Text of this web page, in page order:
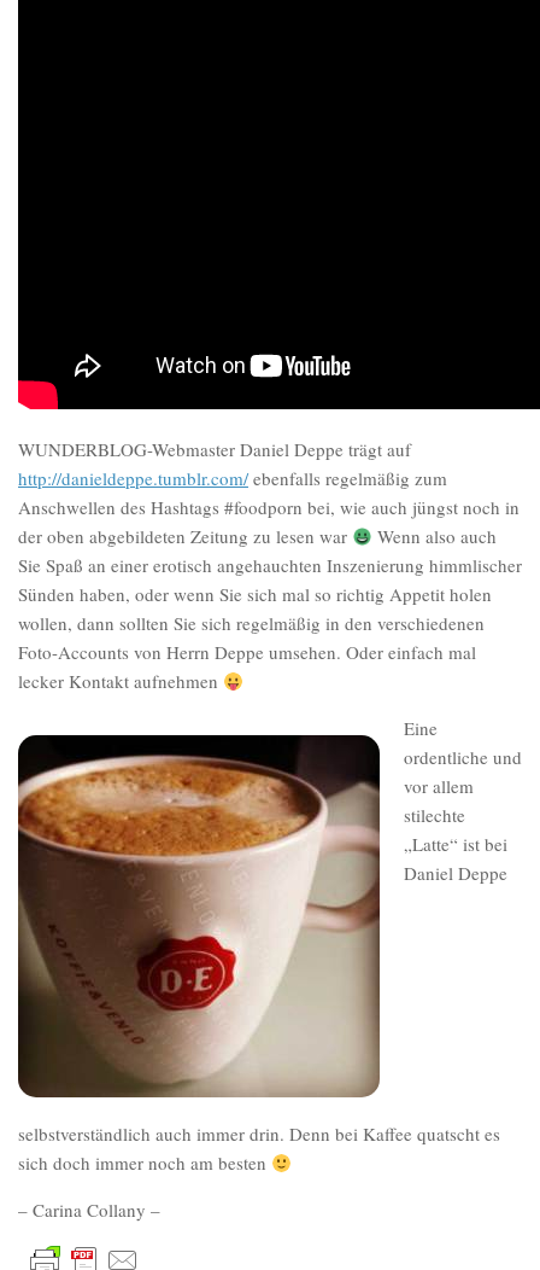
WUNDERBLOG-Webmaster Daniel Deppe trägt auf
http://danieldeppe.tumblr.com/ebenfalls regelmäßig zum
Anschwellen des Hashtags #foodporn bei, wie auch jüngst noch in
der oben abgebildeten Zeitung zu lesen war
Wenn also auch
Sie Spaß an einer erotisch angehauchten Inszenierung himmlischer
Sünden haben, oder wenn Sie sich mal so richtig Appetit holen
wollen, dann sollten Sie sich regelmäßig in den verschiedenen
Foto-Accounts von Herrn Deppe umsehen. Oder einfach mal
lecker Kontakt aufnehmen
Eine
ordentliche und
vor allem
stilechte
„Latte“ ist bei
Daniel Deppe
selbstverständlich auch immer drin. Denn bei Kaffee quatscht es
sich doch immer noch am besten
– Carina Collany –